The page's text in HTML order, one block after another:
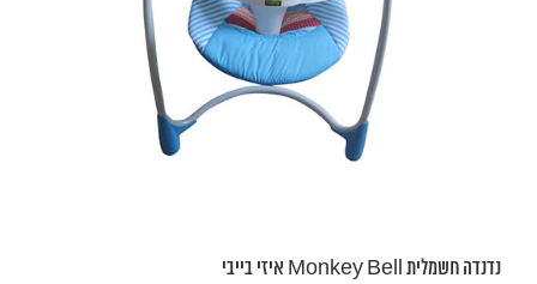
נדנדה חשמלית Monkey Bell איזי בייבי